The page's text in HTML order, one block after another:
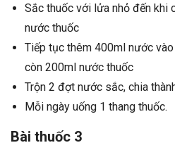
Sắc thuốc với lửa nhỏ đến khi
nước thuốc
Tiếp tục thêm 400ml nước
còn 200ml nước thuốc
Trộn 2 đợt nước sắc, chia
Mỗi ngày uống 1 thang thuốc.
Bài thuốc 3